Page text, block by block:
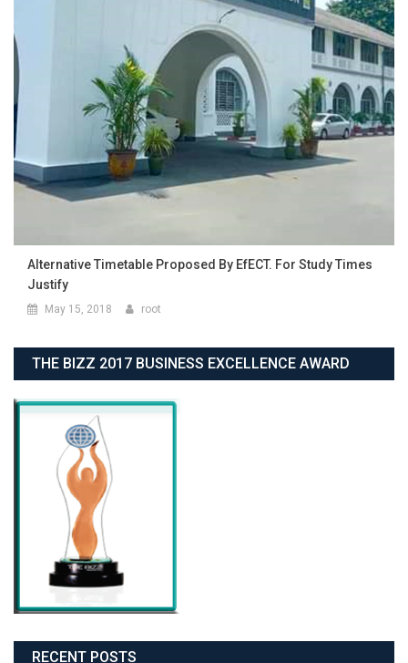
Alternative Timetable Proposed By EfECT. For Study Times
Justify
May 15, 2018 root
THE BIZZ 2017 BUSINESS EXCELLENCE AWARD
RECENT POSTS